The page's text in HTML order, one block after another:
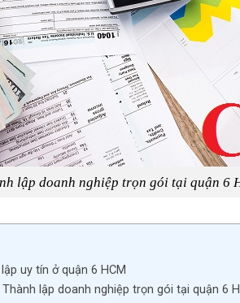
lập doanh nghiệp trọn gói tại quận 6
uy tín ở quận 6 HCM
lập doanh nghiệp trọn gói tại quận 6